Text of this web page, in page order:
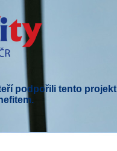
podpořili tento projekt